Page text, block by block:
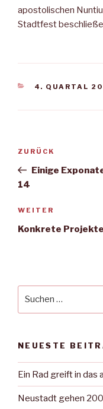
apostolischen
Stadtfest
KATEGORIEN
4. QUARTAL
Vorheriger
Beitrag
ZURÜCK
Einige
14
Nächster
Beitrag
WEITER
Konkrete
NEUESTE
Ein Rad greift in das
Neustadt gehen